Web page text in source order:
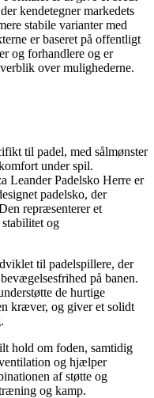
kendetegner markedets
stabile varianter med
er baseret på offentligt
og forhandlere og er
over mulighederne.
til padel, med sålmønster
under spil.
Leander Padelsko Herre er
padelsko, der
repræsenterer et
og
til padelspillere, der
på banen.
de hurtige
kræver, og giver et solidt
hold om foden, samtidig
og hjælper
af støtte og
og kamp.